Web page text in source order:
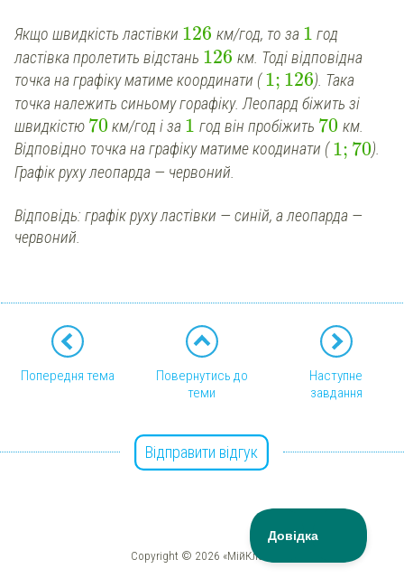
Якщо швидкість ластівки 126 км/год, то за 1 год
ластівка пролетить відстань 126 км. Тоді відповідна
точка на графіку матиме координати (1; 126). Така
точка належить синьому горафіку. Леопард біжить зі
швидкістю 70 км/год і за 1 год він пробіжить 70 км.
Відповідно точка на графіку матиме коодинати (1; 70).
Графік руху леопарда — червоний.
Відповідь: графік руху ластівки — синій, а леопарда —
червоний.
Попередня тема
Повернутись до
теми
Наступне
завдання
Відправити відгук
Copyright © 2026 «МійКлас»